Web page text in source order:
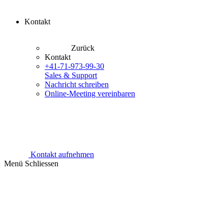
Kontakt
Zurück
Kontakt
+41-71-973-99-30
Sales & Support
Nachricht schreiben
Online-Meeting vereinbaren
Kontakt aufnehmen
Menü Schliessen